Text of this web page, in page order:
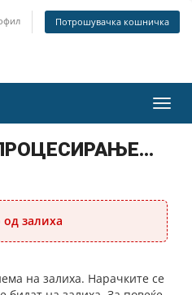
Потрошувачка кошничка
залиха
на залиха. Нарачките се